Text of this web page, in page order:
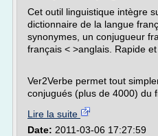
Cet outil linguistique intègre
dictionnaire de la langue
synonymes, un conjugueur
français < >anglais. Rapide et
Ver2Verbe permet tout
conjugués (plus de 4000) du
Lire la suite
Date: 2011-03-06 17:27:59